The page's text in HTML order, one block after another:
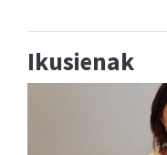
Ikusienak